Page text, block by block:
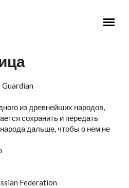
Guardian
из древнейших народов,
сохранить и передать
народа дальше, чтобы о нем не
Federation